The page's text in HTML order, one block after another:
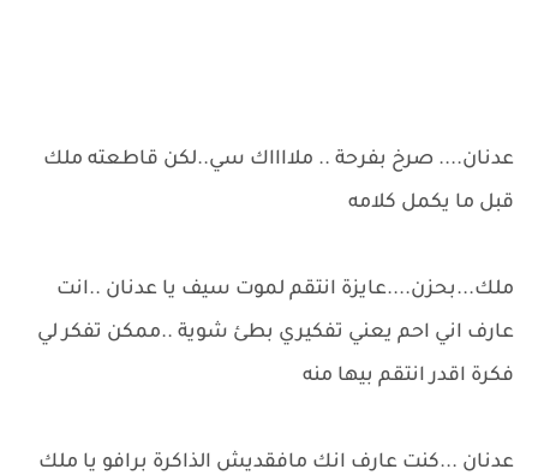
عدنان.... صرخ بفرحة .. ملااااك سي..لكن قاطعته ملك
قبل ما يكمل كلامه
ملك...بحزن....عايزة انتقم لموت سيف يا عدنان ..انت
عارف اني احم يعني تفكيري بطئ شوية ..ممكن تفكر لي
فكرة اقدر انتقم بيها منه
عدنان ...كنت عارف انك مافقديش الذاكرة برافو يا ملك